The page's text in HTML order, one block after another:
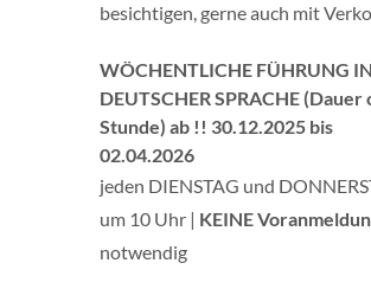
besichtigen, gerne auch mit
WÖCHENTLICHE FÜHRUNG IN
DEUTSCHER SPRACHE (Dauer
Stunde) ab !! 30.12.2025 bis
02.04.2026
jeden DIENSTAG und
um 10 Uhr | KEINE
notwendig